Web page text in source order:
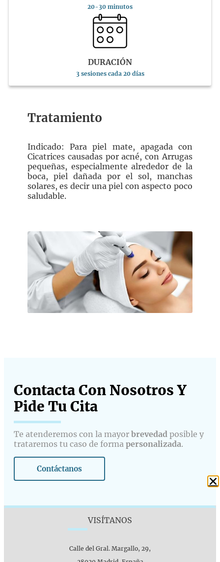
20-30 minutos
DURACIÓN
3 sesiones cada 20 días
Tratamiento
Indicado: Para piel mate, apagada con
Cicatrices causadas por acné, con Arrugas
pequeñas, especialmente alrededor de la
boca, piel dañada por el sol, manchas
solares, es decir una piel con aspecto poco
saludable.
Contacta Con Nosotros Y
Pide Tu Cita​
Te atenderemos con la mayor brevedad posible y
trataremos tu caso de forma personalizada.
Contáctanos
VISÍTANOS
Calle del Gral. Margallo, 29,